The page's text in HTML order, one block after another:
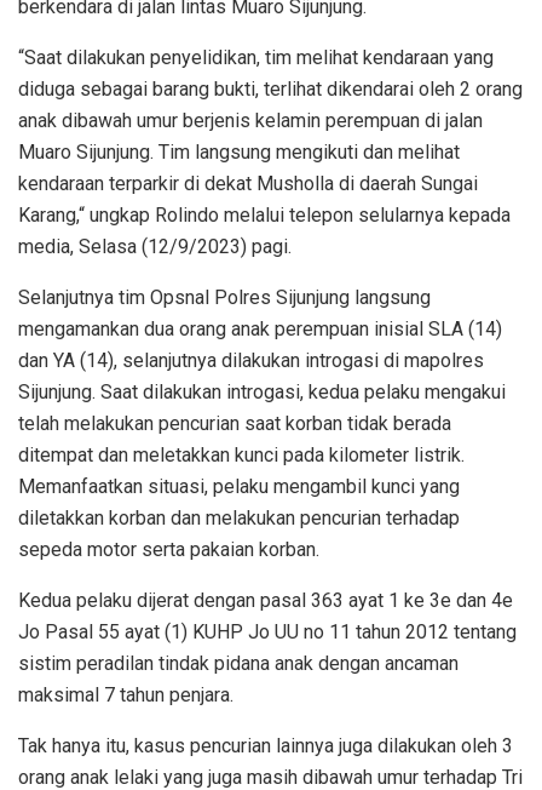
berkendara di jalan lintas Muaro Sijunjung.
“Saat dilakukan penyelidikan, tim melihat kendaraan yang
diduga sebagai barang bukti, terlihat dikendarai oleh 2 orang
anak dibawah umur berjenis kelamin perempuan di jalan
Muaro Sijunjung. Tim langsung mengikuti dan melihat
kendaraan terparkir di dekat Musholla di daerah Sungai
Karang,“ ungkap Rolindo melalui telepon selularnya kepada
media, Selasa (12/9/2023) pagi.
Selanjutnya tim Opsnal Polres Sijunjung langsung
mengamankan dua orang anak perempuan inisial SLA (14)
dan YA (14), selanjutnya dilakukan introgasi di mapolres
Sijunjung. Saat dilakukan introgasi, kedua pelaku mengakui
telah melakukan pencurian saat korban tidak berada
ditempat dan meletakkan kunci pada kilometer listrik.
Memanfaatkan situasi, pelaku mengambil kunci yang
diletakkan korban dan melakukan pencurian terhadap
sepeda motor serta pakaian korban.
Kedua pelaku dijerat dengan pasal 363 ayat 1 ke 3e dan 4e
Jo Pasal 55 ayat (1) KUHP Jo UU no 11 tahun 2012 tentang
sistim peradilan tindak pidana anak dengan ancaman
maksimal 7 tahun penjara.
Tak hanya itu, kasus pencurian lainnya juga dilakukan oleh 3
orang anak lelaki yang juga masih dibawah umur terhadap Tri